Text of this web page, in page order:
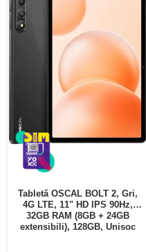
Tabletă OSCAL BOLT 2, Gri,
4G LTE, 11" HD IPS 90Hz,
32GB RAM (8GB + 24GB
extensibili), 128GB, Unisoc